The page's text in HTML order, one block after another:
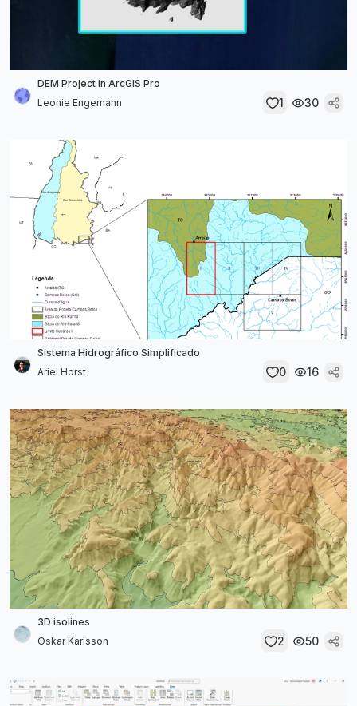
DEM Project in ArcGIS Pro
Leonie Engemann
1 30
Sistema Hidrográfico Simplificado
Ariel Horst
0 16
3D isolines
Oskar Karlsson
2 50